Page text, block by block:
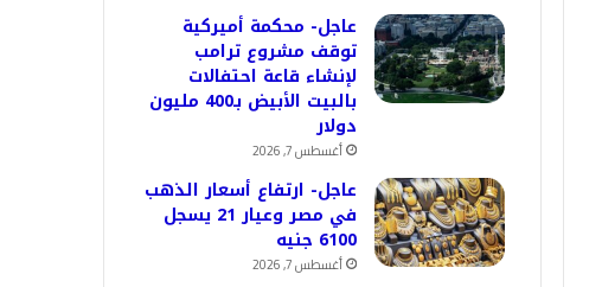
عاجل- محكمة أميركية
توقف مشروع ترامب
لإنشاء قاعة احتفالات
بالبيت الأبيض بـ400 مليون
دولار
أغسطس 7, 2026
عاجل- ارتفاع أسعار الذهب
في مصر وعيار 21 يسجل
6100 جنيه
أغسطس 7, 2026